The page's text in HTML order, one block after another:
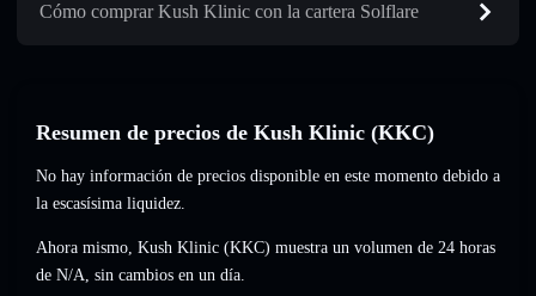
Cómo comprar Kush Klinic con la cartera Solflare
Resumen de precios de Kush Klinic (KKC)
No hay información de precios disponible en este momento debido a
la escasísima liquidez.
Ahora mismo, Kush Klinic (KKC) muestra un volumen de 24 horas
de N/A, sin cambios en un día.